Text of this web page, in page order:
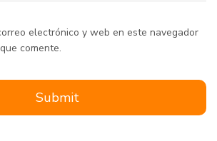
electrónico y web en este navegador
comente.